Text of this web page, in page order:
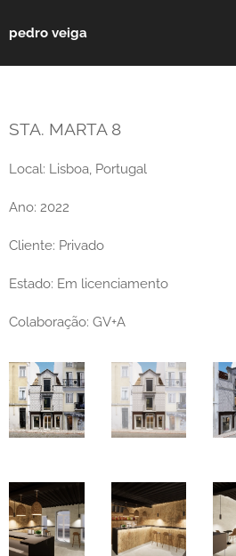
pedro veiga
STA. MARTA 8
Local: Lisboa, Portugal
Ano: 2022
Cliente: Privado
Estado: Em licenciamento
Colaboração: GV+A